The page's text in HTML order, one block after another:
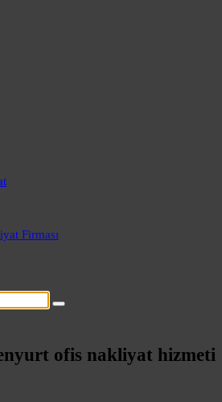
İstanbul
İstanbul
Firması
ofis nakliyat hizmeti